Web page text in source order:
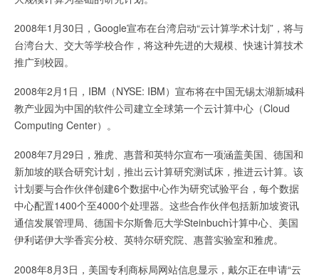
2008年1月30日，Google宣布在台湾启动“云计算学术计划”，将与
台湾台大、交大等学校合作，将这种先进的大规模、快速计算技术
推广到校园。
2008年2月1日，IBM（NYSE: IBM）宣布将在中国无锡太湖新城科
教产业园为中国的软件公司建立全球第一个云计算中心（Cloud
Computing Center）。
2008年7月29日，雅虎、惠普和英特尔宣布一项涵盖美国、德国和
新加坡的联合研究计划，推出云计算研究测试床，推进云计算。该
计划要与合作伙伴创建6个数据中心作为研究试验平台，每个数据
中心配置1400个至4000个处理器。这些合作伙伴包括新加坡资讯
通信发展管理局、德国卡尔斯鲁厄大学Steinbuch计算中心、美国
伊利诺伊大学香宾分校、英特尔研究院、惠普实验室和雅虎。
2008年8月3日，美国专利商标局网站信息显示，戴尔正在申请“云